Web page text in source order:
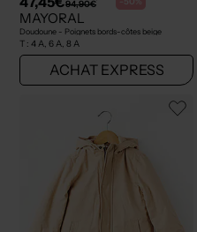
94,90€
MAYORAL
Doudoune - Poignets bords-côtes beige
T : 4 A, 6 A, 8 A
ACHAT EXPRESS